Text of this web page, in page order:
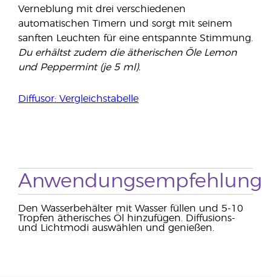
Verneblung mit drei verschiedenen
automatischen Timern und sorgt mit seinem
sanften Leuchten für eine entspannte Stimmung.
Du erhältst zudem die ätherischen Öle Lemon
und Peppermint (je 5 ml).
Diffusor: Vergleichstabelle
Anwendungsempfehlung
Den Wasserbehälter mit Wasser füllen und 5-10
Tropfen ätherisches Öl hinzufügen. Diffusions-
und Lichtmodi auswählen und genießen.